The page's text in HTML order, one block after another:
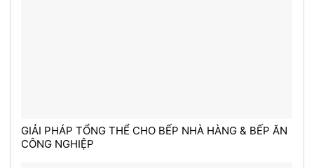
GIẢI PHÁP TỔNG THỂ CHO BẾP NHÀ HÀNG & BẾP ĂN
CÔNG NGHIỆP